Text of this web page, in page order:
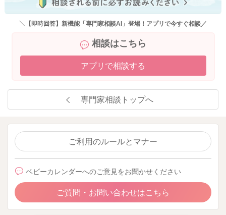
＼【即時回答】新機能「専門家相談AI」登場！アプリで今すぐ相談／
相談はこちら
アプリで相談する
専門家相談トップへ
ご利用のルールとマナー
ベビーカレンダーへのご意見をお聞かせください
ご質問・お問い合わせはこちら